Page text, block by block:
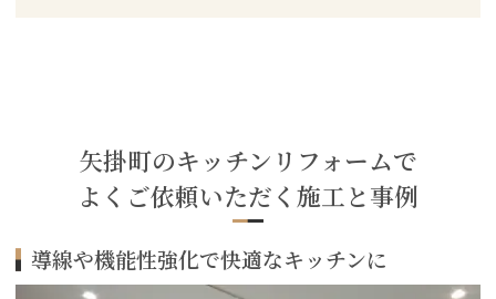
矢掛町のキッチンリフォームで
よくご依頼いただく施工と事例
導線や機能性強化で快適なキッチンに